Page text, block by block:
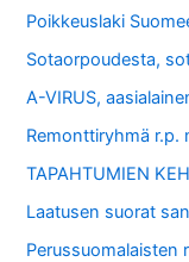
Poikkeuslaki
Sotaorpoudesta,
A-VIRUS,
Remonttiryhmä r.p.
TAPAHTUMIEN
Laatusen suorat
Perussuomalaisten